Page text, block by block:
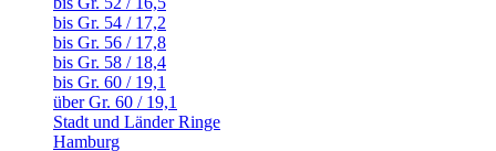
bis Gr. 54 / 17,2
bis Gr. 56 / 17,8
bis Gr. 58 / 18,4
bis Gr. 60 / 19,1
über Gr. 60 / 19,1
Stadt und Länder Ringe
Hamburg